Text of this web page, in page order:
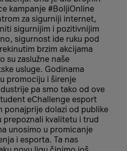
kampanje #BoljiOnline
za sigurniji internet,
sigurnijim i pozitivnijim
sigurnost ide ruku pod
brzim akcijama
su zaslužne naše
usluge. Godinama
promociju i širenje
pa smo tako od ove
eChallenge esport
ponajprije dolazi od publike
prepoznali kvalitetu i trud
unosimo u promicanje
i esporta. Ta nas